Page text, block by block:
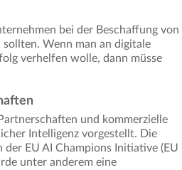
bei der Beschaffung von
Wenn man an digitale
verhelfen wolle, dann müsse
und kommerzielle
Intelligenz vorgestellt. Die
EU AI Champions Initiative (EU
unter anderem eine